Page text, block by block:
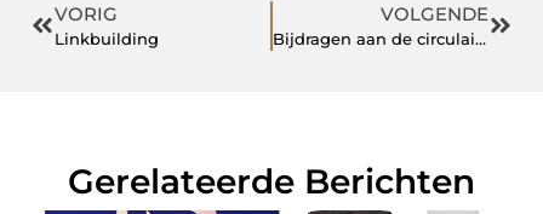
VORIG
Linkbuilding
VOLGENDE
Bijdragen aan de circulaire economie
Gerelateerde Berichten